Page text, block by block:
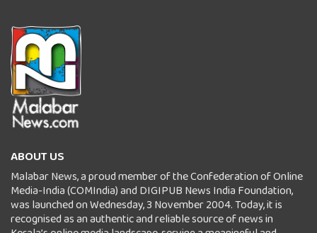
ABOUT US
Malabar News, a proud member of the Confederation of Online
Media-India (COMIndia) and DIGIPUB News India Foundation,
was launched on Wednesday, 3 November 2004. Today, it is
recognised as an authentic and reliable source of news in